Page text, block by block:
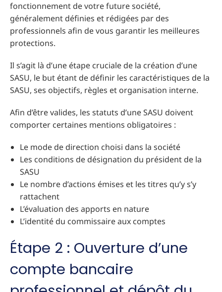
fonctionnement de votre future société,
généralement définies et rédigées par des
professionnels afin de vous garantir les meilleures
protections.
Il s’agit là d’une étape cruciale de la création d’une
SASU, le but étant de définir les caractéristiques de la
SASU, ses objectifs, règles et organisation interne.
Afin d’être valides, les statuts d’une SASU doivent
comporter certaines mentions obligatoires :
Le mode de direction choisi dans la société
Les conditions de désignation du président de la
SASU
Le nombre d’actions émises et les titres qu’y s’y
rattachent
L’évaluation des apports en nature
L’identité du commissaire aux comptes
Étape 2 : Ouverture d’une
compte bancaire